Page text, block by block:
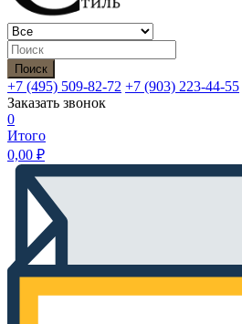
Поиск
+7 (495) 509-82-72 +7 (903) 223-44-55
Заказать звонок
0
Итого
0,00 ₽